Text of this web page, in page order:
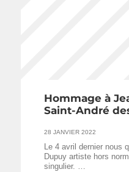
Hommage à
Saint-André
28 JANVIER 2022
Le 4 avril dernier nous
Dupuy artiste hors
singulier. …